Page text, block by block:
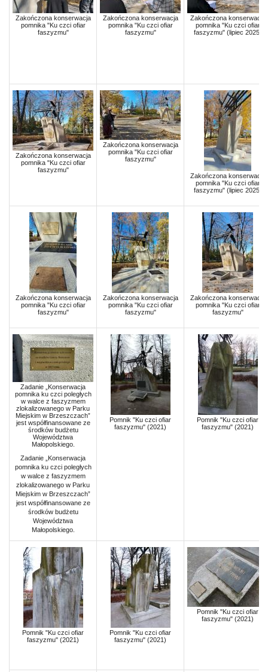
Zakończona konserwacja
pomnika "Ku czci ofiar
faszyzmu"
Zakończona konserwacja
pomnika "Ku czci ofiar
faszyzmu"
Zakończona konserwacja
pomnika "Ku czci ofiar
faszyzmu" (lipiec 2025)
Zakończona konserwacja
pomnika "Ku czci ofiar
faszyzmu"
Zakończona konserwacja
pomnika "Ku czci ofiar
faszyzmu"
Zakończona konserwacja
pomnika "Ku czci ofiar
faszyzmu" (lipiec 2025)
Zakończona konserwacja
pomnika "Ku czci ofiar
faszyzmu"
Zakończona konserwacja
pomnika "Ku czci ofiar
faszyzmu"
Zakończona konserwacja
pomnika "Ku czci ofiar
faszyzmu"
Zadanie „Konserwacja
pomnika ku czci poległych
w walce z faszyzmem
zlokalizowanego w Parku
Miejskim w Brzeszczach”
jest współfinansowane ze
środków budżetu
Województwa
Małopolskiego.
Zadanie „Konserwacja
pomnika ku czci poległych
w walce z faszyzmem
zlokalizowanego w Parku
Miejskim w Brzeszczach”
jest współfinansowane ze
środków budżetu
Województwa
Małopolskiego.
Pomnik "Ku czci ofiar
faszyzmu" (2021)
Pomnik "Ku czci ofiar
faszyzmu" (2021)
Pomnik "Ku czci ofiar
faszyzmu" (2021)
Pomnik "Ku czci ofiar
faszyzmu" (2021)
Pomnik "Ku czci ofiar
faszyzmu" (2021)